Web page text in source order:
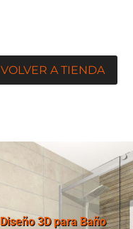
VOLVER A TIENDA
Diseño 3D para Baño